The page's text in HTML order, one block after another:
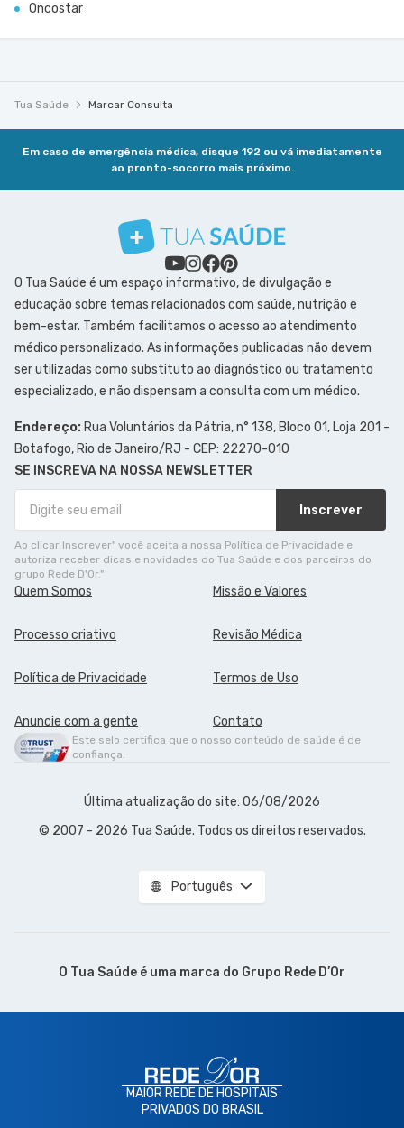
Oncostar
Tua Saúde Marcar Consulta
Em caso de emergência médica, disque 192 ou vá imediatamente
ao pronto-socorro mais próximo.
O Tua Saúde é um espaço informativo, de divulgação e
educação sobre temas relacionados com saúde, nutrição e
bem-estar. Também facilitamos o acesso ao atendimento
médico personalizado. As informações publicadas não devem
ser utilizadas como substituto ao diagnóstico ou tratamento
especializado, e não dispensam a consulta com um médico.
Endereço: Rua Voluntários da Pátria, n° 138, Bloco 01, Loja 201 -
Botafogo, Rio de Janeiro/RJ - CEP: 22270-010
SE INSCREVA NA NOSSA NEWSLETTER
Inscrever
Ao clicar Inscrever" você aceita a nossa Política de Privacidade e
autoriza receber dicas e novidades do Tua Saúde e dos parceiros do
grupo Rede D'Or."
Quem Somos Missão e Valores
Processo criativo Revisão Médica
Política de Privacidade Termos de Uso
Anuncie com a gente Contato
Este selo certifica que o nosso conteúdo de saúde é de
confiança.
Última atualização do site: 06/08/2026
© 2007 - 2026 Tua Saúde. Todos os direitos reservados.
Português
O Tua Saúde é uma marca do Grupo Rede D’Or
MAIOR REDE DE HOSPITAIS
PRIVADOS DO BRASIL